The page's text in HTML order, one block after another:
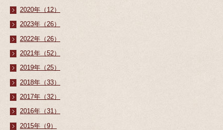
2020年（12）
2023年（26）
2022年（26）
2021年（52）
2019年（25）
2018年（33）
2017年（32）
2016年（31）
2015年（9）